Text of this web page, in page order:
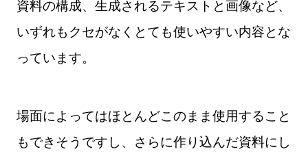
資料の構成、生成されるテキストと画像など、
いずれもクセがなくとても使いやすい内容とな
っています。
場面によってはほとんどこのまま使用すること
もできそうですし、さらに作り込んだ資料にし